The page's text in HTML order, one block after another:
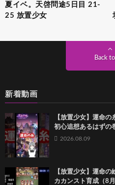
夏イベ。天啓問途5日目 21-
25 放置少女
Back
新着動画
【放置少女】運命の
初心追想あるはずの
2026.08.09
【放置少女】運命
カカンスト育成（8月